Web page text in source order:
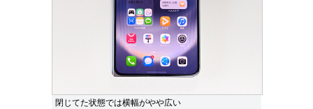
閉じてた状態では横幅がやや広い